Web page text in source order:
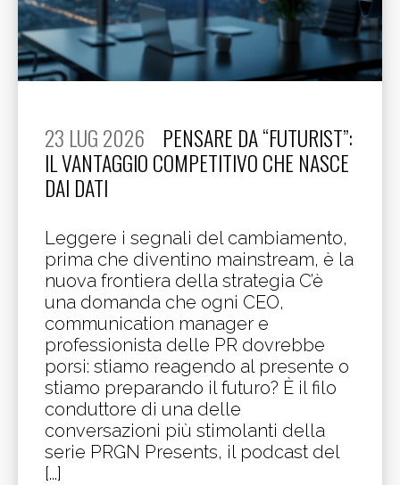
23 LUG 2026
PENSARE DA “FUTURIST”:
IL VANTAGGIO COMPETITIVO CHE NASCE
DAI DATI
Leggere i segnali del cambiamento,
prima che diventino mainstream, è la
nuova frontiera della strategia C’è
una domanda che ogni CEO,
communication manager e
professionista delle PR dovrebbe
porsi: stiamo reagendo al presente o
stiamo preparando il futuro? È il filo
conduttore di una delle
conversazioni più stimolanti della
serie PRGN Presents, il podcast del
[...]